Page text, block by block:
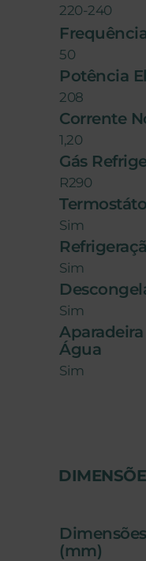
220-240
50
Potência
208
Corrente
1,20
Gás
R290
Sim
Sim
Sim
Água
Sim
(mm)